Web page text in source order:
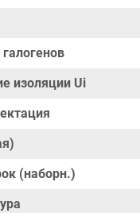
товар на то,
Tyco
посоветовать,
способом, который
изоляции Ui
(наборн.)